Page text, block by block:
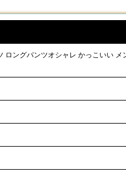
ロングパンツオシャレ かっこいい メ